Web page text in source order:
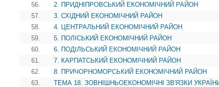
56.
2. ПРИДНІПРОВСЬКИЙ ЕКОНОМІЧНИЙ РАЙОН
57.
3. СХІДНИЙ ЕКОНОМІЧНИЙ РАЙОН
58.
4. ЦЕНТРАЛЬНИЙ ЕКОНОМІЧНИЙ РАЙОН
59.
5. ПОЛІСЬКИЙ ЕКОНОМІЧНИЙ РАЙОН
60.
6. ПОДІЛЬСЬКИЙ ЕКОНОМІЧНИЙ РАЙОН
61.
7. КАРПАТСЬКИЙ ЕКОНОМІЧНИЙ РАЙОН
62.
8. ПРИЧОРНОМОРСЬКИЙ ЕКОНОМІЧНИЙ РАЙОН
63.
ТЕМА 18. ЗОВНІШНЬОЕКОНОМІЧНІ ЗВ'ЯЗКИ